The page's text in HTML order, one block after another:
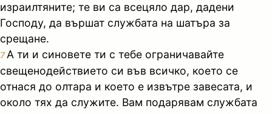
израилтяните; те ви са всецяло дар, дадени
Господу, да вършат службата на шатъра за
срещане.
7А ти и синовете ти с тебе ограничавайте
свещенодействието си във всичко, което се
отнася до олтара и което е извътре завесата, и
около тях да служите. Вам подарявам службата